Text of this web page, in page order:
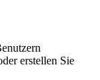
erstellen Sie